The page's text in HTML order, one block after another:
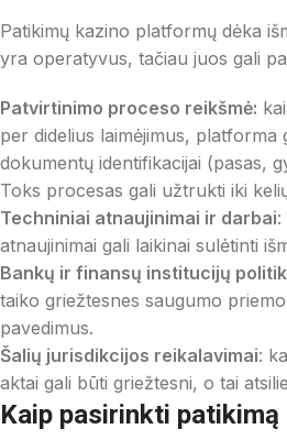
Patikimų kazino platformų dėka
yra operatyvus, tačiau juos gali
Patvirtinimo proceso reikšmė:
per didelius laimėjimus, platforma
dokumentų identifikacijai (pasas,
Toks procesas gali užtrukti iki
Techniniai atnaujinimai ir darbai:
atnaujinimai gali laikinai sulėtinti
Bankų ir finansų institucijų
taiko griežtesnes saugumo
pavedimus.
Šalių jurisdikcijos reikalavimai:
aktai gali būti griežtesni, o tai
Kaip pasirinkti